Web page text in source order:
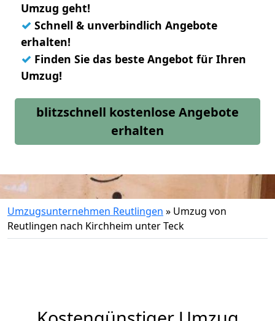
Umzug geht!
✓ Schnell & unverbindlich Angebote
erhalten!
✓ Finden Sie das beste Angebot für Ihren
Umzug!
blitzschnell kostenlose Angebote
erhalten
Umzugsunternehmen Reutlingen » Umzug von
Reutlingen nach Kirchheim unter Teck